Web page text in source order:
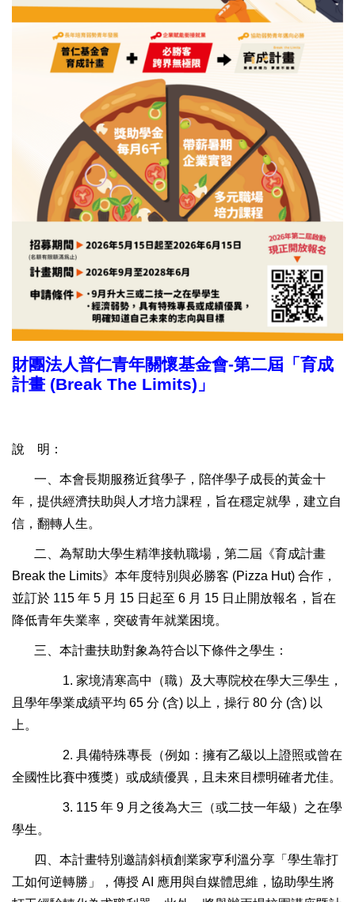
財團法人普仁青年關懷基金會-第二屆「育成
計畫 (Break The Limits)」
說 明：
一、本會長期服務近貧學子，陪伴學子成長的黃金十
年，提供經濟扶助與人才培力課程，旨在穩定就學，建立自
信，翻轉人生。
二、為幫助大學生精準接軌職場，第二屆《育成計畫
Break the Limits》本年度特別與必勝客 (Pizza Hut) 合作，
並訂於 115 年 5 月 15 日起至 6 月 15 日止開放報名，旨在
降低青年失業率，突破青年就業困境。
三、本計畫扶助對象為符合以下條件之學生：
1. 家境清寒高中（職）及大專院校在學大三學生，
且學年學業成績平均 65 分 (含) 以上，操行 80 分 (含) 以
上。
2. 具備特殊專長（例如：擁有乙級以上證照或曾在
全國性比賽中獲獎）或成績優異，且未來目標明確者尤佳。
3. 115 年 9 月之後為大三（或二技一年級）之在學
學生。
四、本計畫特別邀請斜槓創業家亨利溫分享「學生靠打
工如何逆轉勝」，傳授 AI 應用與自媒體思維，協助學生將